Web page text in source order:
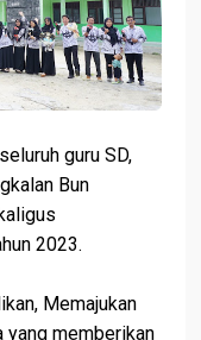
guru SD,
Bun
2023.
Memajukan
yang memberikan